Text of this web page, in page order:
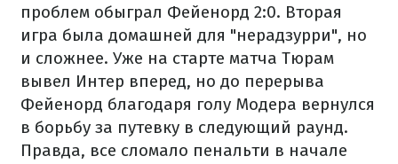
проблем обыграл Фейенорд 2:0. Вторая
игра была домашней для "нерадзурри", но
и сложнее. Уже на старте матча Тюрам
вывел Интер вперед, но до перерыва
Фейенорд благодаря голу Модера вернулся
в борьбу за путевку в следующий раунд.
Правда, все сломало пенальти в начале